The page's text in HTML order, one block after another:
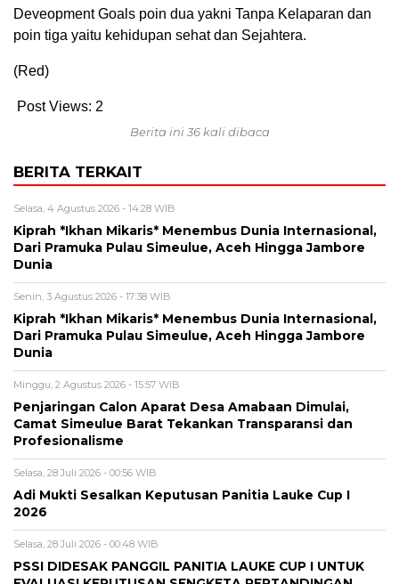
Deveopment Goals poin dua yakni Tanpa Kelaparan dan
poin tiga yaitu kehidupan sehat dan Sejahtera.
(Red)
Post Views: 2
Berita ini 36 kali dibaca
BERITA TERKAIT
Selasa, 4 Agustus 2026 - 14:28 WIB
Kiprah *Ikhan Mikaris* Menembus Dunia Internasional,
Dari Pramuka Pulau Simeulue, Aceh Hingga Jambore
Dunia
Senin, 3 Agustus 2026 - 17:38 WIB
Kiprah *Ikhan Mikaris* Menembus Dunia Internasional,
Dari Pramuka Pulau Simeulue, Aceh Hingga Jambore
Dunia
Minggu, 2 Agustus 2026 - 15:57 WIB
Penjaringan Calon Aparat Desa Amabaan Dimulai,
Camat Simeulue Barat Tekankan Transparansi dan
Profesionalisme
Selasa, 28 Juli 2026 - 00:56 WIB
Adi Mukti Sesalkan Keputusan Panitia Lauke Cup I
2026
Selasa, 28 Juli 2026 - 00:48 WIB
PSSI DIDESAK PANGGIL PANITIA LAUKE CUP I UNTUK